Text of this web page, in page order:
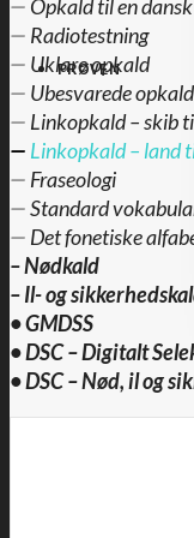
PRØVEN
— Opkald til en dansk
— Radiotestning
— Uklare opkald
— Ubesvarede opkald
— Linkopkald – skib
— Linkopkald – land
— Fraseologi
—Standard
— Det fonetiske
–Nødkald
–Il- og
•GMDSS
•DSC – Digitalt
•DSC – Nød, il og